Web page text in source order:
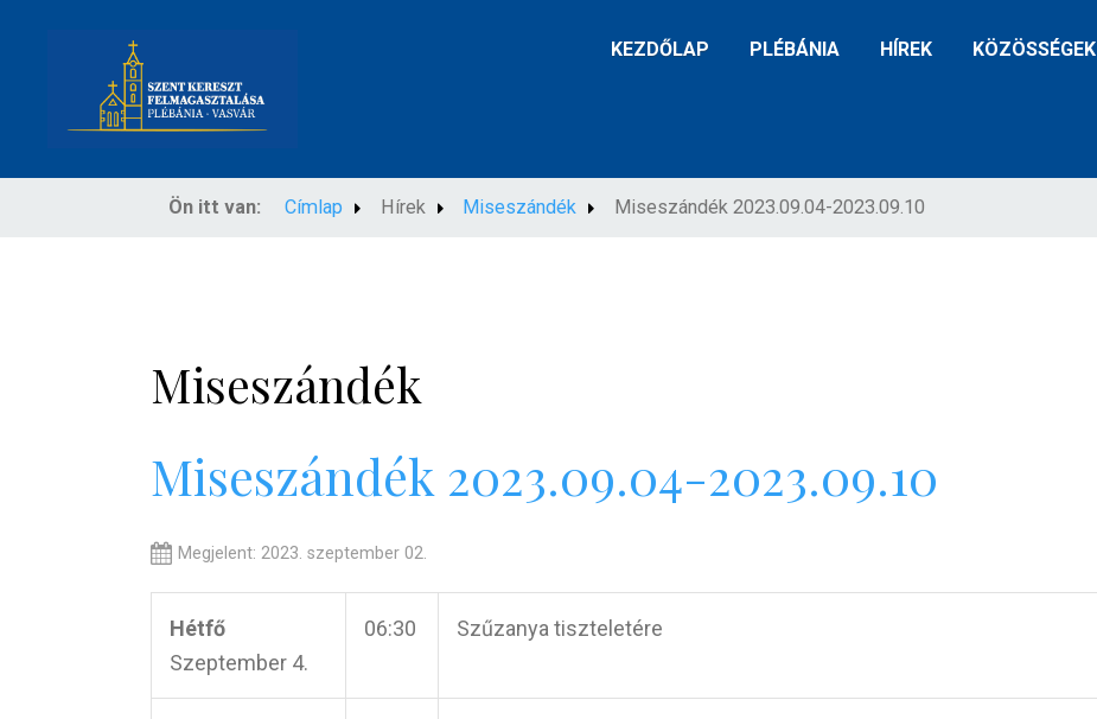
KEZDŐLAP PLÉBÁNIA HÍREK KÖZÖSSÉGEK
Ön itt van: Címlap Hírek Miseszándék Miseszándék 2023.09.04-2023.09.10
Miseszándék
Miseszándék 2023.09.04-2023.09.10
Megjelent: 2023. szeptember 02.
Hétfő
Szeptember 4.
06:30 Szűzanya tiszteletére